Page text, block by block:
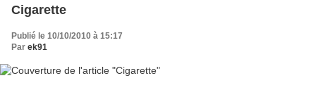
Cigarette
Publié le 10/10/2010 à 15:17
Par ek91